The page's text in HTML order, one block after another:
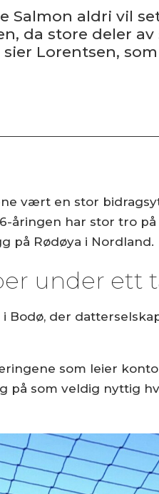
Salmon aldri vil
da store deler av
Lorentsen,
vært en stor
åringen har stor tro
på Rødøya i Nordland.
under ett
i Bodø, der
som leier
på som veldig nyttig